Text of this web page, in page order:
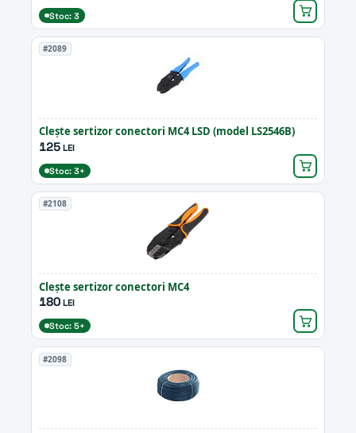
Stoc: 3
#2089
Clește sertizor conectori MC4 LSD (model LS2546B)
125LEI
Stoc: 3+
#2108
Clește sertizor conectori MC4
180LEI
Stoc: 5+
#2098